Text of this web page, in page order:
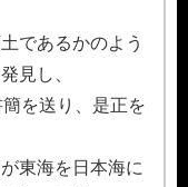
であるかのよう
見し、
を送り、是正を
東海を日本海に